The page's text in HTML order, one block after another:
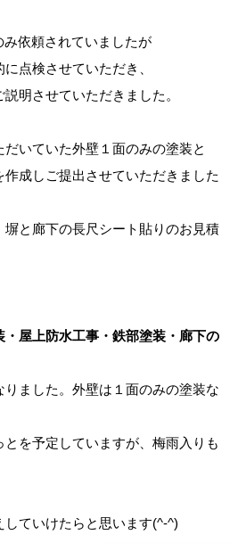
依頼されていましたが
点検させていただき、
明させていただきました。
いていた外壁１面のみの塗装と
成しご提出させていただきました
と廊下の長尺シート貼りのお見積
屋上防水工事・鉄部塗装・廊下の
ました。外壁は１面のみの塗装な
を予定していますが、梅雨入りも
していけたらと思います(^-^)